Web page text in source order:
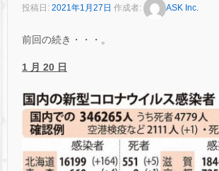
投稿日: 2021年1月27日 作成者: ASK Inc.
前回の続き・・・。
1 月 20 日